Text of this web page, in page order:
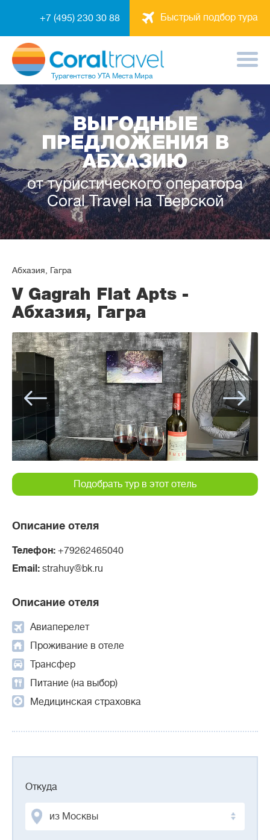
Быстрый подбор тура
+7 (495) 230 30 88
Турагентство УТА Места Мира
ВЫГОДНЫЕ
ПРЕДЛОЖЕНИЯ В
АБХАЗИЮ
от туристического оператора
Coral Travel на Тверской
Абхазия, Гагра
V Gagrah Flat Apts -
Абхазия, Гагра
Описание отеля
Телефон: +79262465040
Email: strahuy@bk.ru
Описание отеля
Авиаперелет
Проживание в отеле
Трансфер
Питание (на выбор)
Медицинская страховка
Подобрать тур в этот отель
Откуда
из Москвы